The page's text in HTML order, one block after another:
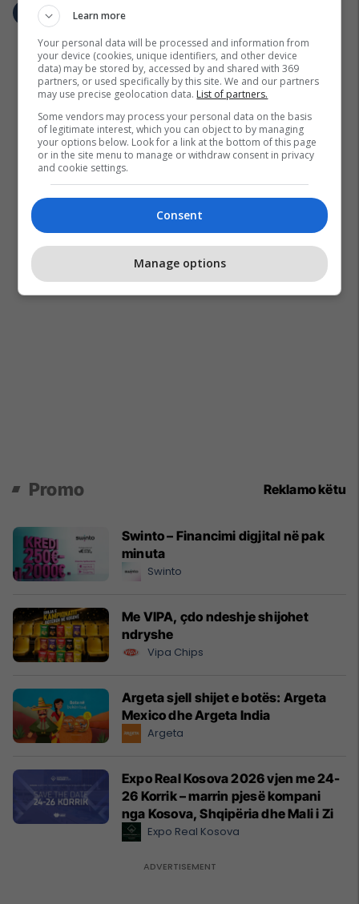
Promo Reklamo këtu
Swinto – Financimi digjital në pak
minuta
Swinto
Me VIPA, çdo ndeshje shijohet
ndryshe
Vipa Chips
Argeta sjell shijet e botës: Argeta
Mexico dhe Argeta India
Argeta
Expo Real Kosova 2026 vjen me 24-
26 Korrik – marrin pjesë kompani
nga Kosova, Shqipëria dhe Mali i Zi
Expo Real Kosova
Learn more
Your personal data will be processed and information from
your device (cookies, unique identifiers, and other device
data) may be stored by, accessed by and shared with 369
partners, or used specifically by this site. We and our partners
may use precise geolocation data. List of partners.
Some vendors may process your personal data on the basis
of legitimate interest, which you can object to by managing
your options below. Look for a link at the bottom of this page
or in the site menu to manage or withdraw consent in privacy
and cookie settings.
Consent
Manage options